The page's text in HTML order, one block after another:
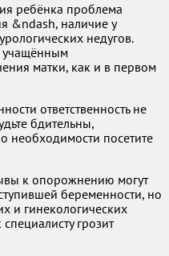
ребёнка проблема
&ndash, наличие у
недугов.
учащённым
матки, как и в первом
ответственность не
бдительны,
необходимости посетите
к опорожнению могут
беременности, но
и гинекологических
грозит